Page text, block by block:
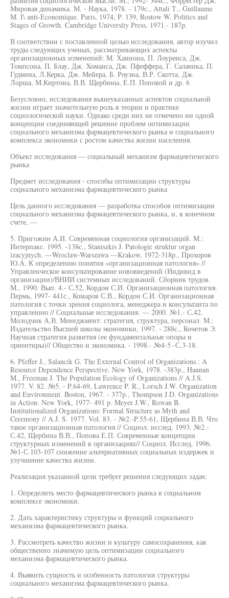
Мировая динамика. М. - Наука, 1978. - 179с., Attali Т., Guillaume
М. I\ anti-Economique. Paris, 1974, P. 139, Rostow W. Politics and
Stages of Growth. Cambridge University Press, 1971.- 187p.
В соответствии с поставленной целью исследования, автор изучил
труды следующих ученых, рассматривающих аспекты
организационных изменений: М. Ханнона, П. Лоуренса, Дж.
Томпсона, П. Блау, Дж. Хоманса, Дж. Пфеффера, Г. Салачика, П.
Гудмена, Л.Керка, Дж. Мейера, Б. Роуэна, В.Р. Скотта, Дж.
Лорша, М.Киртона, В.В. Щербины, Е.П. Поповой и др. 6
Безусловно, исследования вышеуказанных аспектов социальной
жизни играет значительную роль в теории и практике
социологической науки. Однако среди них не отмечено ни одной
концепции соединяющей решение проблем оптимизации
социального механизма фармацевтического рынка и социального
комплекса экономики с ростом качества жизни населения.
Объект исследования — социальный механизм фармацевтического
рынка
Предмет исследования - способы оптимизации структуры
социального механизма фармацевтического рынка
Цель данного исследования — разработка способов оптимизации
социального механизма фармацевтического рынка, и, в конечном
счете, —
5. Пригожин А.И. Современная социология организаций. М.:
Интерпакс. 1995. -138с., Staniszkis J. Patologie struktur organ
izacyjnych. —Wroclaw-Warszawa —Krakow, 1972-318p., Прохоров
Ю.А. К определению понятия «организационная патология» //
Управленческое консультирование нововведений (Индивид в
организации)/ВНИИ системных исследований. Сборник трудов.
М., 1990. Вып. 4.- С.52, Кордон С.И. Организационная патология.
Пермь, 1997- 441с., Комаров С.В., Кордон С.И. Организационная
патология с точки зрения социолога, менеджера и консультанта по
управлению // Социальные исследования. — 2000. №1.- С.42.
Молодчик А.В. Менеджмент: стратегия, структура, персонал. М.:
Издательство Высшей школы экономики, 1997. - 288с., Кочетов Э.
Научная стратегия развития (ее фундаментальные опоры и
ориентиры)// Общество и экономика. - 1998.- №4-5 -С.3-18.
6. Pfeffer J., Salancik G. The External Control of Organizations.: A
Resource Dependence Perspective. New York, 1978. -383p., Hannan
M., Freeman J. The Population Ecology of Organizations // A.J.S.
1977. V. 82. №5. - P.64-69, Lawrence P. R., Lorsch J.W. Organization
and Environment. Boston, 1967. - 377p., Thompson J.D. Organizations
in Action. New York, 1977- 491 p. Meyer J.W., Rowan B.
Institutionalized Organizations: Formal Structure as Myth and
Ceremony // A.J. S. 1977. Vol. 83. - №2.-P.55-61, Щербина В.В. Что
такое организационная патология // Социол. исслед. 1993. №2.-
С.42, Щербина В.В., Попова Е.П. Современные концепции
структурных изменений в организациях// Социол. Исслед. 1996.
№1-С.103-107 снижение альтернативных социальных издержек и
улучшение качества жизни.
Реализация указанной цели требует решения следующих задач:
1. Определить место фармацевтического рынка в социальном
комплексе экономики.
2. Дать характеристику структуры и функций социального
механизма фармацевтического рынка.
3. Рассмотреть качество жизни и культуру самосохранения, как
общественно значимую цель оптимизации социального
механизма фармацевтического рынка.
4. Выявить сущность и особенность патологии структуры
социального механизма фармацевтического рынка.